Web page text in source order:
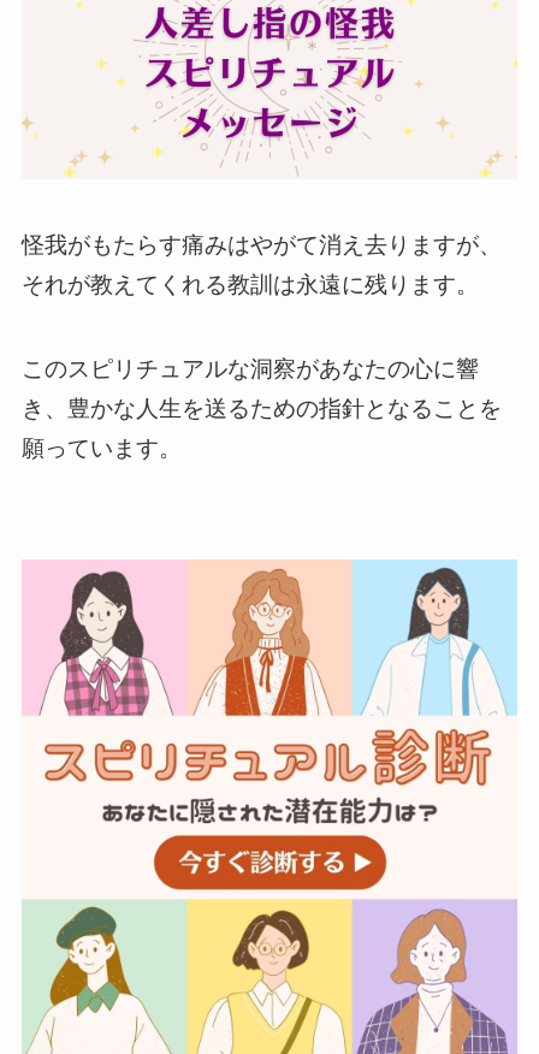
怪我がもたらす痛みはやがて消え去りますが、
それが教えてくれる教訓は永遠に残ります。
このスピリチュアルな洞察があなたの心に響
き、豊かな人生を送るための指針となることを
願っています。